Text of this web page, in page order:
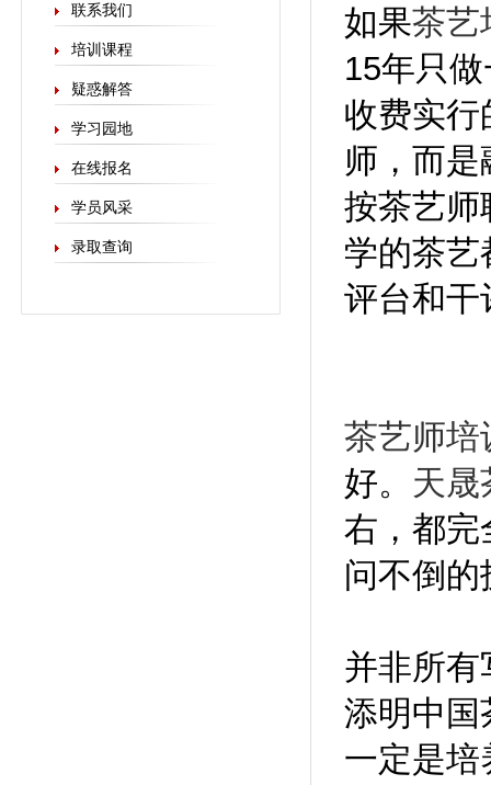
联系我们
培训课程
疑惑解答
学习园地
在线报名
学员风采
录取查询
如果茶艺
15年只
收费实行
师，而
按茶艺师
学的茶艺
评台和干
茶艺师培
好。 天晟
右，都完
问不倒
并非所有
添明中国
一定是培